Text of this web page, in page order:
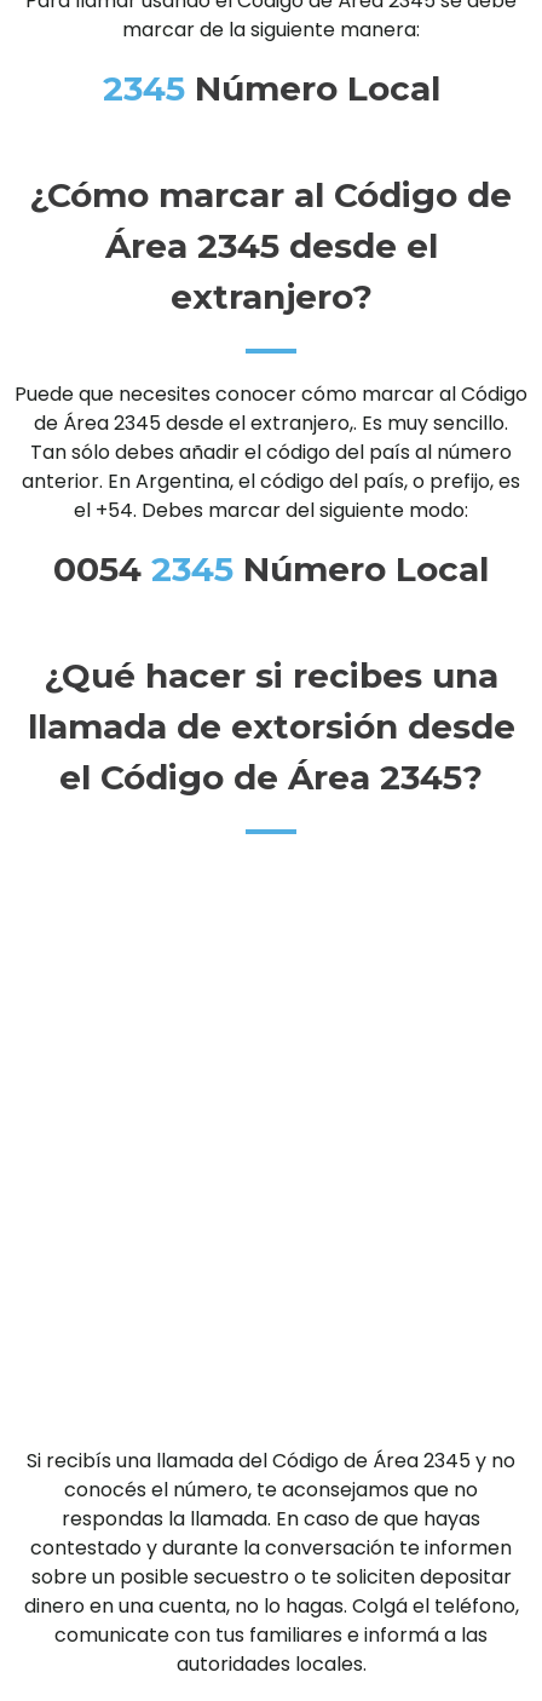
marcar de la siguiente manera:
2345Número Local
¿Cómo marcar al Código de
Área 2345 desde el
extranjero?
Puede que necesites conocer cómo marcar al Código
de Área 2345 desde el extranjero,. Es muy sencillo.
Tan sólo debes añadir el código del país al número
anterior. En Argentina, el código del país, o prefijo, es
el +54. Debes marcar del siguiente modo:
0054 2345 Número Local
¿Qué hacer si recibes una
llamada de extorsión desde
el Código de Área 2345?
Si recibís una llamada del Código de Área 2345 y no
conocés el número, te aconsejamos que no
respondas la llamada. En caso de que hayas
contestado y durante la conversación te informen
sobre un posible secuestro o te soliciten depositar
dinero en una cuenta, no lo hagas. Colgá el teléfono,
comunicate con tus familiares e informá a las
autoridades locales.